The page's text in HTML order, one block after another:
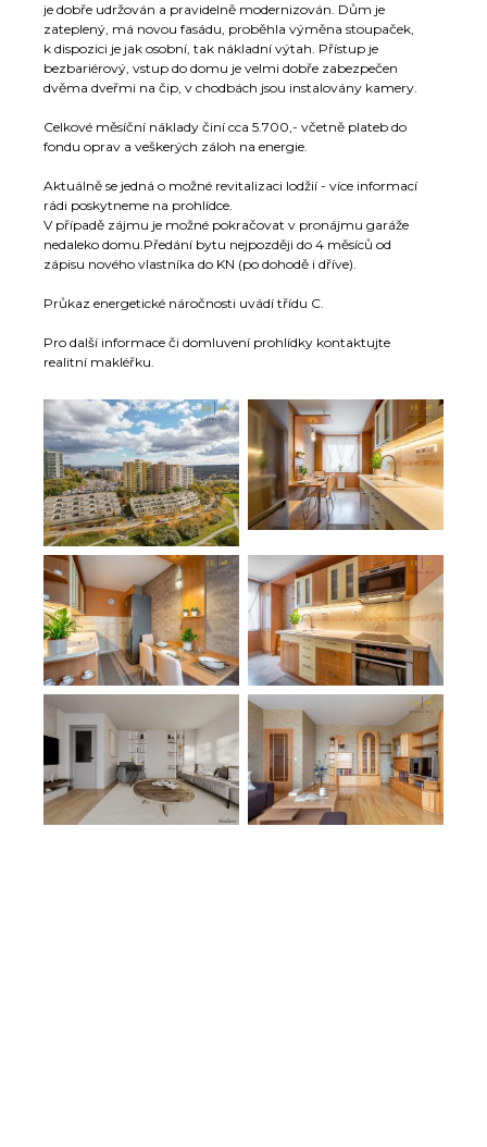
je dobře udržován a pravidelně modernizován. Dům je
zateplený, má novou fasádu, proběhla výměna stoupaček,
k dispozici je jak osobní, tak nákladní výtah. Přístup je
bezbariérový, vstup do domu je velmi dobře zabezpečen
dvěma dveřmi na čip, v chodbách jsou instalovány kamery.
Celkové měsíční náklady činí cca 5.700,- včetně plateb do
fondu oprav a veškerých záloh na energie.
Aktuálně se jedná o možné revitalizaci lodžií - více informací
rádi poskytneme na prohlídce.
V případě zájmu je možné pokračovat v pronájmu garáže
nedaleko domu.Předání bytu nejpozději do 4 měsíců od
zápisu nového vlastníka do KN (po dohodě i dříve).
Průkaz energetické náročnosti uvádí třídu C.
Pro další informace či domluvení prohlídky kontaktujte
realitní makléřku.